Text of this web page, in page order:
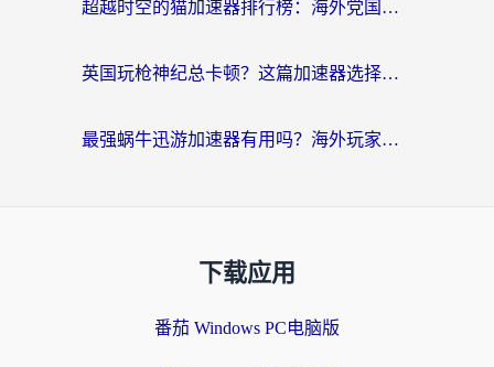
超越时空的猫加速器排行榜：海外党国服游戏不卡顿的终极选择指南
英国玩枪神纪总卡顿？这篇加速器选择指南帮你告别延迟（附实测推荐）
最强蜗牛迅游加速器有用吗？海外玩家国服游戏加速避坑指南（附德国玩忍者必须死3流星蝴蝶剑解决办法）
下载应用
番茄 Windows PC电脑版